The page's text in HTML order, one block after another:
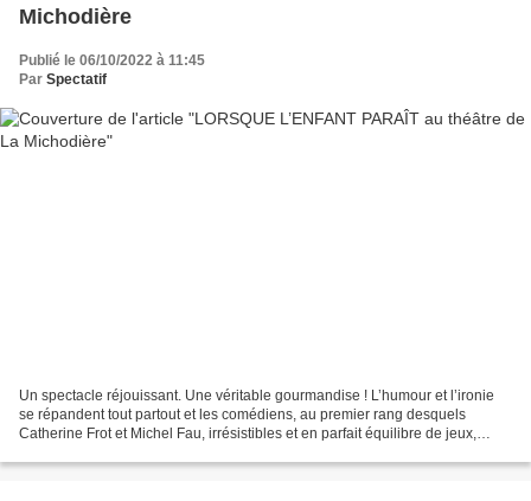
Michodière
Publié le 06/10/2022 à 11:45
Par Spectatif
Un spectacle réjouissant. Une véritable gourmandise ! L’humour et l’ironie
se répandent tout partout et les comédiens, au premier rang desquels
Catherine Frot et Michel Fau, irrésistibles et en parfait équilibre de jeux,